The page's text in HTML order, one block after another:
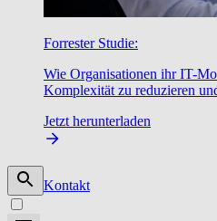
Forrester Studie:
Wie Organisationen ihr IT-
Komplexität zu reduzieren
Jetzt herunterladen
Kontakt